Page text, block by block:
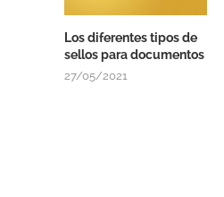
Los diferentes tipos de
sellos para documentos
27/05/2021